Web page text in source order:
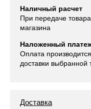
Наличный расчет
При передаче
магазина
Наложенный
Оплата
доставки выбранной
Доставка